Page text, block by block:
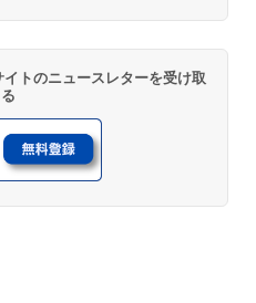
トのニュースレターを受け取
る